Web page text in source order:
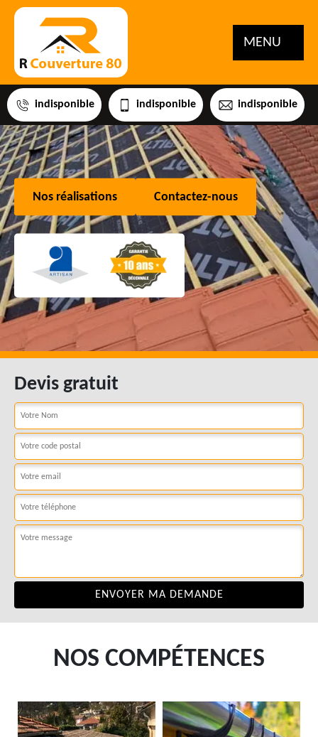
MENU
indisponible indisponible indisponible
Nos réalisations Contactez-nous
Devis gratuit
NOS COMPÉTENCES